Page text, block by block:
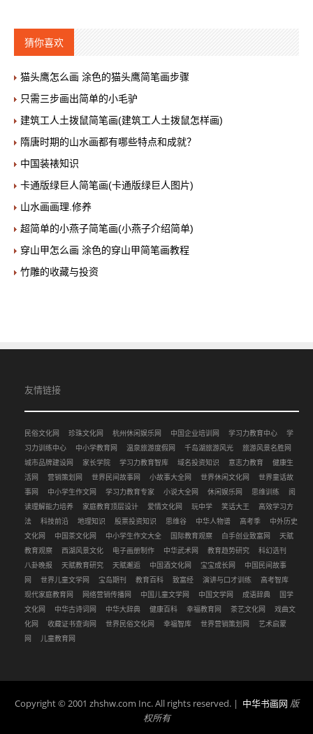
猜你喜欢
猫头鹰怎么画 涂色的猫头鹰简笔画步骤
只需三步画出简单的小毛驴
建筑工人土拨鼠简笔画(建筑工人土拨鼠怎样画)
隋唐时期的山水画都有哪些特点和成就？
中国装裱知识
卡通版绿巨人简笔画(卡通版绿巨人图片)
山水画画理.修养
超简单的小燕子简笔画(小燕子介绍简单)
穿山甲怎么画 涂色的穿山甲简笔画教程
竹雕的收藏与投资
友情链接
民俗文化网 珍珠文化网 杭州休闲娱乐网 中国企业培训网 学习力教育中心
学
习力训练中心
中小学教育网 温泉旅游度假网 千岛湖旅游风光
旅游风景名胜网
城市品牌建设网
家长学院 学习力教育智库 域名投资知识 意志力教育
健康生
活网
营销策划网 世界民间故事网 小故事大全网 世界休闲文化网
世界童话故
事网
中小学生作文网 学习力教育专家 小说大全网 休闲娱乐网 思维训练
阅
读理解能力培养
家庭教育顶层设计 爱情文化网 玩中学 笑话大王
高效学习方
法
科技前沿 地理知识 股票投资知识 思维谷 中华人物谱 高考季
中外历史
文化网
中国茶文化网 中小学生作文大全 国际教育观察 白手创业致富网
天赋
教育观察
西湖风景文化 电子画册制作 中华武术网 教育趋势研究
科幻选刊
八卦晚报
天赋教育研究 天赋邂逅 中国酒文化网 宝宝成长网
中国民间故事
网
世界儿童文学网 宝岛期刊 教育百科 致富经 演讲与口才训练
高考智库
现代家庭教育网
网络营销传播网 中国儿童文学网 中国文学网 成语辞典
国学
文化网
中华古诗词网 中华大辞典 健康百科 幸福教育网 茶艺文化网
戏曲文
化网
收藏证书查询网 世界民俗文化网 幸福智库 世界营销策划网
艺术启蒙
网
儿童教育网
Copyright © 2001 zhshw.com Inc. All rights reserved. | 中华书画网 版
权所有